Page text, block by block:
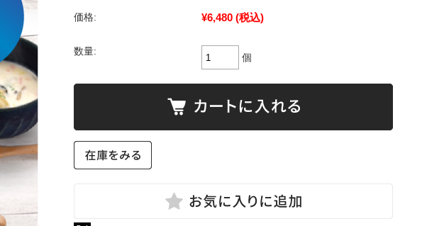
価格: ¥6,480 (税込)
数量:
個